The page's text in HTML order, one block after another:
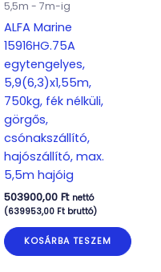
5,5m - 7m-ig
ALFA Marine
15916HG.75A
egytengelyes,
5,9(6,3)x1,55m,
750kg, fék nélküli,
görgős,
csónakszállító,
hajószállító, max.
5,5m hajóig
503900,00 Ft nettó
(639953,00 Ftbruttó)
KOSÁRBA TESZEM